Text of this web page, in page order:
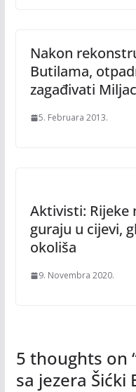
Nakon
Butilama,
zagađivati
5. Februara 2013.
Aktivisti: Rijeke
guraju u cijevi,
okoliša
9. Novembra 2020.
5 thoughts on
sa jezera Šićki